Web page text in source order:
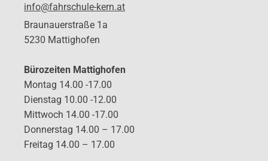
info@fahrschule-kern.at
Braunauerstraße 1a
5230 Mattighofen
Bürozeiten Mattighofen
Montag 14.00 -17.00
Dienstag 10.00 -12.00
Mittwoch 14.00 -17.00
Donnerstag 14.00 – 17.00
Freitag 14.00 – 17.00